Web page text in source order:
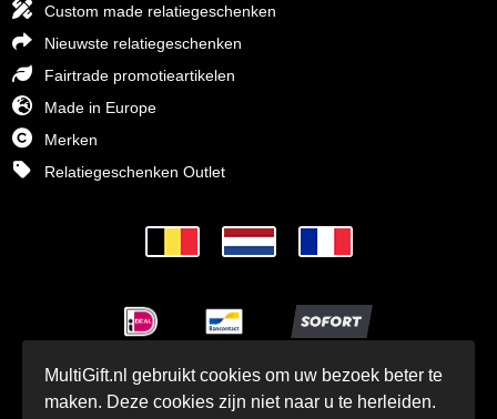
Custom made relatiegeschenken
Nieuwste relatiegeschenken
Fairtrade promotieartikelen
Made in Europe
Merken
Relatiegeschenken Outlet
© MultiGift Relatiegeschenken BV 1993 - 2026
MultiGift.nl gebruikt cookies om uw bezoek beter te
maken. Deze cookies zijn niet naar u te herleiden.